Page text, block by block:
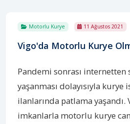
Motorlu Kurye 11 Ağustos 2021
Vigo'da Motorlu Kurye
Pandemi sonrası internetten
yaşanması dolayısıyla kurye
ilanlarında patlama yaşandı.
imkanlarla motorlu kurye